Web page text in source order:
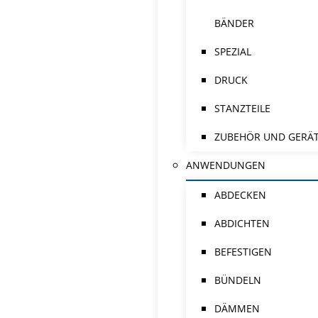
BÄNDER
SPEZIAL
DRUCK
STANZTEILE
ZUBEHÖR UND
ANWENDUNGEN
ABDECKEN
ABDICHTEN
BEFESTIGEN
BÜNDELN
DÄMMEN